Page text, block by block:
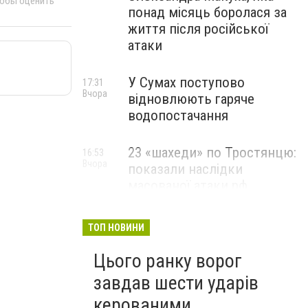
понад місяць боролася за
життя після російської
атаки
У Сумах поступово
відновлюють гаряче
водопостачання
17:31
Вчора
23 «шахеди» по Тростянцю:
показали наслідки
16:53
ТОП НОВИНИ
Цього ранку ворог
завдав шести ударів